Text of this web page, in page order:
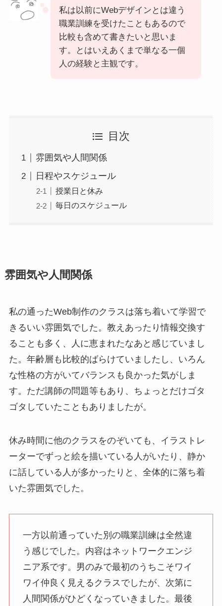
私は以前にWebデザインとは違う
職業訓練を受けたこともあるので
比較も含めて書きたいと思いま
す。とはいえあくまで単なる一個
人の経験と主観です。
目次
雰囲気や人間関係
日程やスケジュール
授業日と休み
毎日のスケジュール
雰囲気や人間関係
私の通ったWeb制作のクラスは落ち着いて学習で
きるいい雰囲気でした。教えあったり情報交換す
ることも多く、人に恵まれたなあと感じていまし
た。年齢層も比較的ばらけていましたし、いろん
な性格の方がいてバランスも良かった気がしま
す。ただ講師の問題等もあり、ちょっとだけゴタ
ゴタしていたこともありましたが。
休み時間に他のクラスをのぞいても、イラストレ
ーターでずっと絵を描いている人がいたり、静か
に話している人が多かったりと、全体的に落ち着
いた雰囲気でした。
一方以前通っていた別の職業訓練は全然違
う感じでした。内容はネットワークエンジ
ニア系です。男のみで最初のうちこそワイ
ワイ仲良く見えるクラスでしたが、次第に
人間関係がひどくなっていきました。最後